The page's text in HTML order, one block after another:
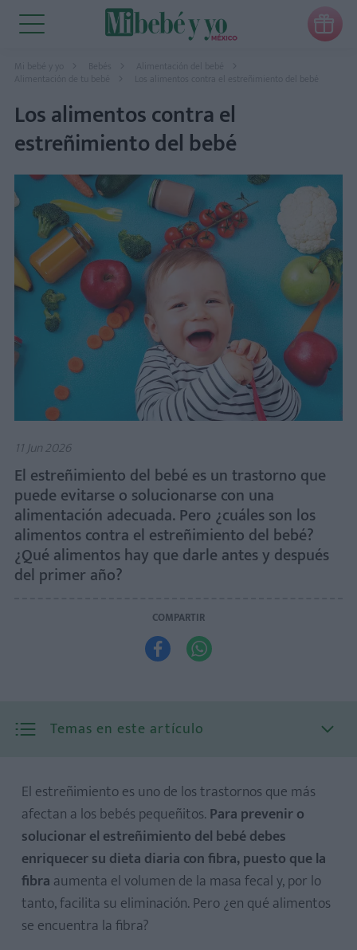

Mi bebé y yo Bebés
Alimentación del bebé
Alimentación de tu bebé
Los alimentos contra el estreñimiento del bebé
Los alimentos contra el
estreñimiento del bebé
11 Jun 2026
El estreñimiento del bebé es un trastorno que
puede evitarse o solucionarse con una
alimentación adecuada. Pero ¿cuáles son los
alimentos contra el estreñimiento del bebé?
¿Qué alimentos hay que darle antes y después
del primer año?
COMPARTIR
 
Temas en este artículo
Purés de verduras verdes
Legumbres
El estreñimiento es uno de los trastornos que más
afectan a los bebés pequeñitos. Para prevenir o
solucionar el estreñimiento del bebé debes
enriquecer su dieta diaria con fibra, puesto que la
fibra aumenta el volumen de la masa fecal y, por lo
tanto, facilita su eliminación. Pero ¿en qué alimentos
se encuentra la fibra?